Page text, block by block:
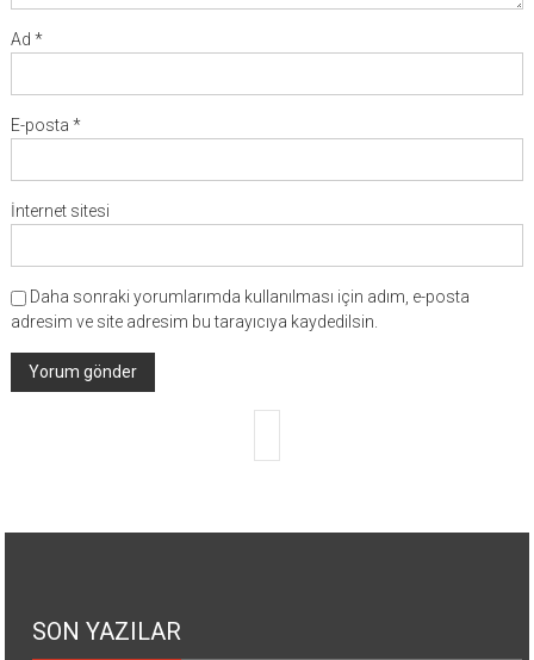
Ad *
E-posta *
İnternet sitesi
Daha sonraki yorumlarımda kullanılması için adım, e-posta
adresim ve site adresim bu tarayıcıya kaydedilsin.
SON YAZILAR